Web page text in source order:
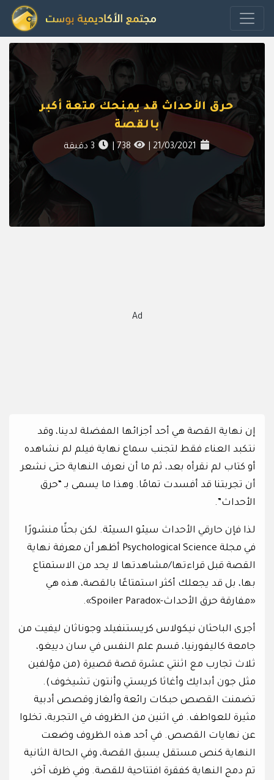
حرق الأحداث قد يمنحك متعة أكبر
بالقصة
21/03/2021
3 دقيقة
Ad
إن نهاية القصة هي أحد أجزائها المفضلة لدينا، وقد
نتكبد العناء فقط لتجنب سماع نهاية فيلم لم نشاهده
أو كتاب لم نقرأه بعد، ثم ما أن نعرف النهاية حتى نشعر
أن تجربتنا قد أفسدت تمامًا. وهذا ما يسمى بـ “حرق
الأحداث”.
لذا فإن حارقي الأحداث سيئو السيئة. لكن بحثًا منشورًا
في مجلة Psychological Science أظهر أن معرفة نهاية
القصة قبل قراءتها/مشاهدتها لا يحد من الاستمتاع
بها، بل قد يجعلك أكثر استمتاعًا بالقصة، هذه هي
«مفارقة حرق الأحداث-Spoiler Paradox».
أجرى الباحثان نيكولاس كريستنفيلد وجوناثان ليفيت من
جامعة كاليفورنيا، قسم علم النفس في سان دييغو،
ثلاث تجارب مع اثنتي عشرة قصة قصيرة (من مؤلفين
مثل جون أبدايك وأغاثا كريستي وأنتون تشيخوف).
تضمنت القصص حبكات رائعة وألغاز وقصص أدبية
مثيرة للعواطف. في اثنين من الظروف في التجربة، تخلوا
عن نهايات القصص. في أحد هذه الظروف وضعت
النهاية كنص مستقل يسبق القصة، وفي الحالة الثانية
تم دمج النهاية كفقرة افتتاحية للقصة. وفي ظرف آخر،